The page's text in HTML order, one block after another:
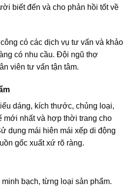
biết đến và cho phản hồi tốt về
có các dịch vụ tư vấn và khảo
có nhu cầu. Đội ngũ thợ
viên tư vấn tận tâm.
dáng, kích thước, chủng loại,
mới nhất và hợp thời trang cho
dụng mái hiên mái xếp di động
gốc xuất xứ rõ ràng.
bạch, từng loại sản phẩm.